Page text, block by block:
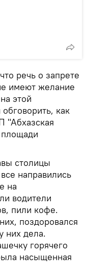
речь о запрете
имеют желание
этой
как
"Абхазская
столицы
направились
на
водители
пили кофе.
поздоровался
них дела.
горячего
насыщенная